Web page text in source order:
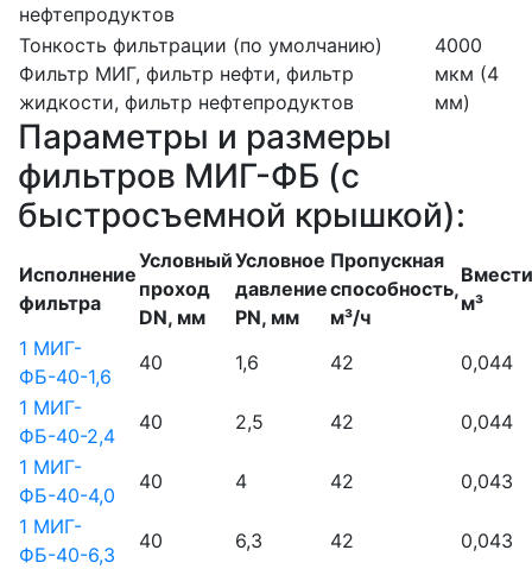
нефтепродуктов
Тонкость фильтрации (по умолчанию)
Фильтр МИГ, фильтр нефти, фильтр
жидкости, фильтр нефтепродуктов
4000
мкм (4
мм)
Параметры и размеры
фильтров МИГ-ФБ (с
быстросъемной крышкой):
Исполнение
фильтра
Условный
проход
DN, мм
Условное
давление
PN, мм
Пропускная
способность,
м³/ч
м³
1 МИГ-
ФБ-40-1,6
40 1,6 42
0,044
1 МИГ-
ФБ-40-2,4
40 2,5 42
0,044
1 МИГ-
ФБ-40-4,0
40 4 42
0,043
1 МИГ-
ФБ-40-6,3
40 6,3 42
0,043